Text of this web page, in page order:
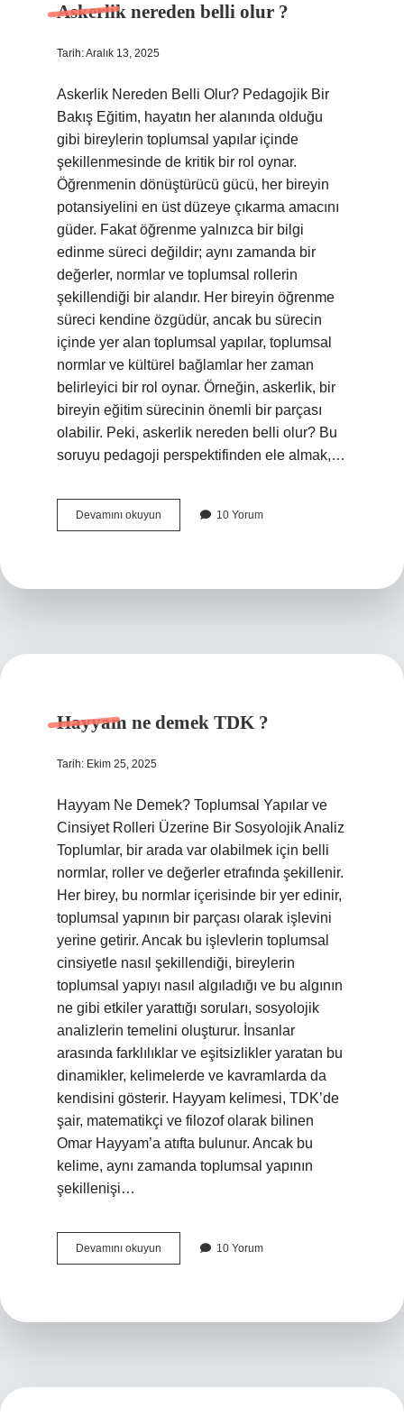
Askerlik nereden belli olur ?
Tarih: Aralık 13, 2025
Askerlik Nereden Belli Olur? Pedagojik Bir
Bakış Eğitim, hayatın her alanında olduğu
gibi bireylerin toplumsal yapılar içinde
şekillenmesinde de kritik bir rol oynar.
Öğrenmenin dönüştürücü gücü, her bireyin
potansiyelini en üst düzeye çıkarma amacını
güder. Fakat öğrenme yalnızca bir bilgi
edinme süreci değildir; aynı zamanda bir
değerler, normlar ve toplumsal rollerin
şekillendiği bir alandır. Her bireyin öğrenme
süreci kendine özgüdür, ancak bu sürecin
içinde yer alan toplumsal yapılar, toplumsal
normlar ve kültürel bağlamlar her zaman
belirleyici bir rol oynar. Örneğin, askerlik, bir
bireyin eğitim sürecinin önemli bir parçası
olabilir. Peki, askerlik nereden belli olur? Bu
soruyu pedagoji perspektifinden ele almak,…
Devamını okuyun
nereden
10 Yorum
Hayyam ne demek TDK ?
Tarih: Ekim 25, 2025
Hayyam Ne Demek? Toplumsal Yapılar ve
Cinsiyet Rolleri Üzerine Bir Sosyolojik Analiz
Toplumlar, bir arada var olabilmek için belli
normlar, roller ve değerler etrafında şekillenir.
Her birey, bu normlar içerisinde bir yer edinir,
toplumsal yapının bir parçası olarak işlevini
yerine getirir. Ancak bu işlevlerin toplumsal
cinsiyetle nasıl şekillendiği, bireylerin
toplumsal yapıyı nasıl algıladığı ve bu algının
ne gibi etkiler yarattığı soruları, sosyolojik
analizlerin temelini oluşturur. İnsanlar
arasında farklılıklar ve eşitsizlikler yaratan bu
dinamikler, kelimelerde ve kavramlarda da
kendisini gösterir. Hayyam kelimesi, TDK’de
şair, matematikçi ve filozof olarak bilinen
Omar Hayyam’a atıfta bulunur. Ancak bu
kelime, aynı zamanda toplumsal yapının
şekillenişi…
Devamını okuyun Hayyam
ne
10 Yorum